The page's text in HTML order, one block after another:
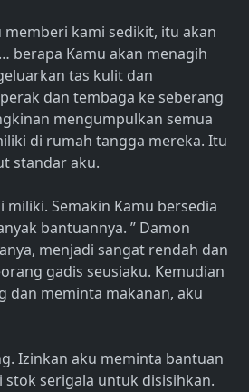
memberi kami sedikit, itu akan
berapa Kamu akan menagih
tas kulit dan
dan tembaga ke seberang
mengumpulkan semua
di rumah tangga mereka. Itu
standar aku.
miliki. Semakin Kamu bersedia
bantuannya. ” Damon
menjadi sangat rendah dan
gadis seusiaku. Kemudian
dan meminta makanan, aku
Izinkan aku meminta bantuan
stok serigala untuk disisihkan.